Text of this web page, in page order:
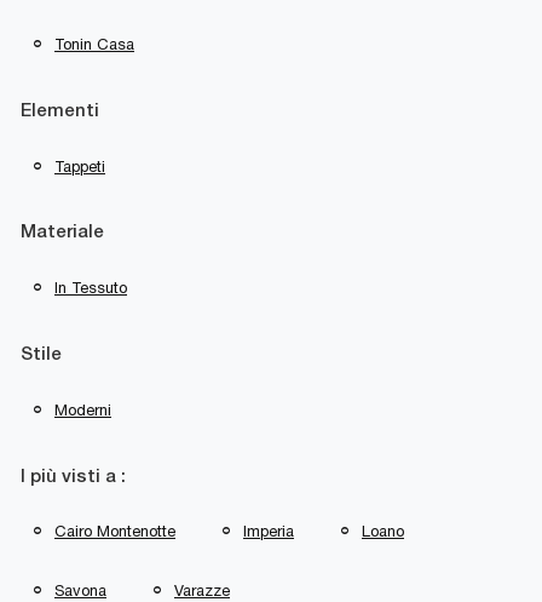
Tonin Casa
Elementi
Tappeti
Materiale
In Tessuto
Stile
Moderni
I più visti a :
Cairo Montenotte Imperia Loano
Savona Varazze